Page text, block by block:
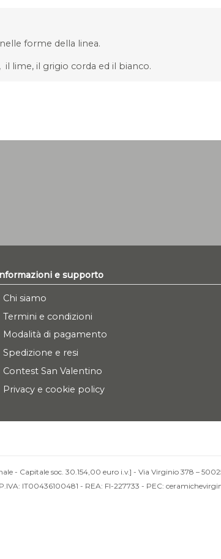
forme della linea.
lime, il grigio corda ed il bianco.
e supporto
Chi siamo
Termini e condizioni
Modalità di pagamento
Spedizione e resi
Contest San Valentino
Privacy e cookie policy
- Capitale soc. 30.154,00 euro i.v.] - Via Virginio 378 –
IT00436100481 - REA: FI-227733 - PEC: